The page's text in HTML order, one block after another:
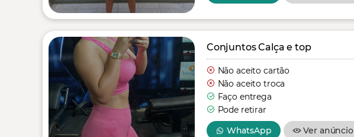
Conjuntos Calça e top
Não aceito cartão
Não aceito troca
Faço entrega
Pode retirar
WhatsApp
Ver anúncio